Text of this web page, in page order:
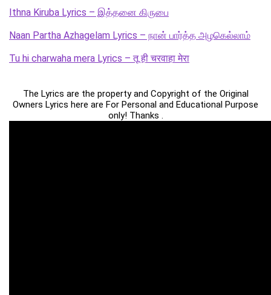
Ithna Kiruba Lyrics – இத்தனை கிருபை
Naan Partha Azhagelam Lyrics – நான் பார்த்த அழகெல்லாம்
Tu hi charwaha mera Lyrics – तू ही चरवाहा मेरा
The Lyrics are the property and Copyright of the Original
Owners Lyrics here are For Personal and Educational Purpose
only! Thanks .